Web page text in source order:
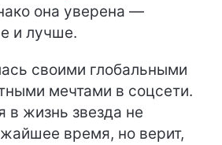
она уверена —
и лучше.
своими глобальными
мечтами в соцсети.
в жизнь звезда не
время, но верит,